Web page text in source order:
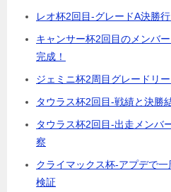
レオ杯2回目-グレードA決勝
キャンサー杯2回目のメンバ
完成！
ジェミニ杯2周目グレードリ
タウラス杯2回目-戦績と決勝
タウラス杯2回目-出走メンバ
察
クライマックス杯-アプデで
検証